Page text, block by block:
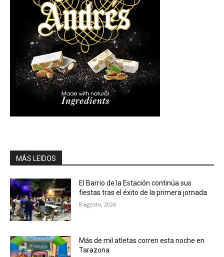
MÁS LEIDOS
El Barrio de la Estación continúa sus
fiestas tras el éxito de la primera jornada
8 agosto, 2026
Más de mil atletas corren esta noche en
Tarazona